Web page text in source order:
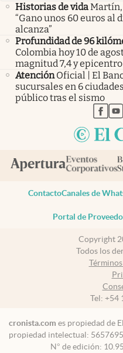
Historias de vidaMartín,
“Gano unos 60 euros al
alcanza”
Profundidad de 96
Colombia hoy 10 de
magnitud 7,4 y
Atención Oficial | El
sucursales en 6
público tras el sismo
ContactoCanales de
Portal de
Copyright
Todos los
Tel: +54
cronista.com es propiedad de
propiedad intelectual:
N° de edición: